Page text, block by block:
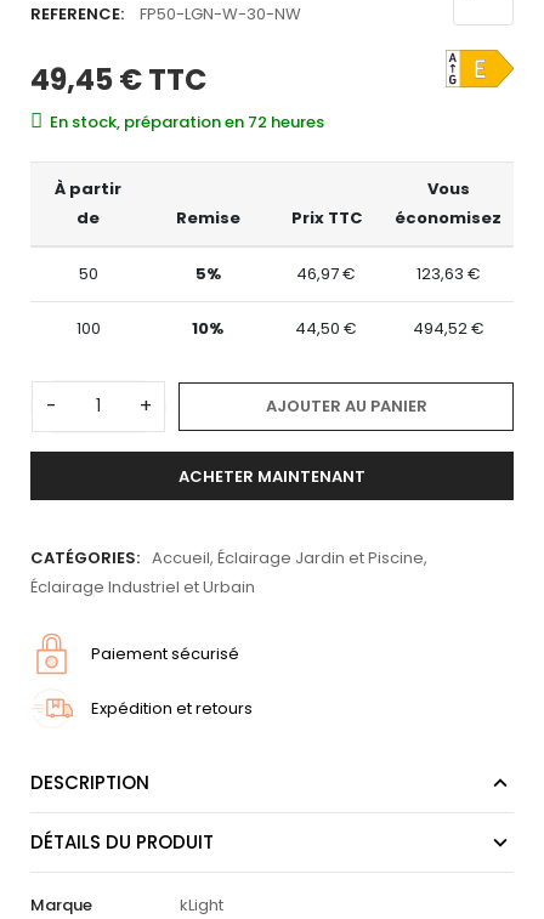
REFERENCE:
FP50-LGN-W-30-NW
49,45 €TTC
En stock, préparation en 72 heures
À partir
de
Remise Prix TTC
Vous
économisez
50 5% 46,97 € 123,63 €
100 10% 44,50 € 494,52 €
- + AJOUTER AU PANIER
ACHETER MAINTENANT
CATÉGORIES: Accueil, Éclairage Jardin et Piscine,
Éclairage Industriel et Urbain
Paiement sécurisé
Expédition et retours
DESCRIPTION
DÉTAILS DU PRODUIT
Marque
kLight